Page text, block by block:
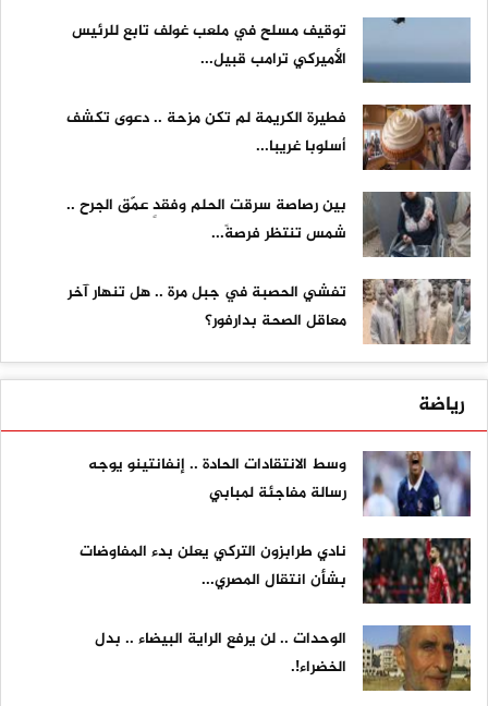
توقيف مسلح في ملعب غولف تابع للرئيس
الأميركي ترامب قبيل...
فطيرة الكريمة لم تكن مزحة .. دعوى تكشف
أسلوبا غريبا...
بين رصاصة سرقت الحلم وفقدٍ عمّق الجرح ..
شمس تنتظر فرصةً...
تفشي الحصبة في جبل مرة .. هل تنهار آخر
معاقل الصحة بدارفور؟
رياضة
وسط الانتقادات الحادة .. إنفانتينو يوجه
رسالة مفاجئة لمبابي
نادي طرابزون التركي يعلن بدء المفاوضات
بشأن انتقال المصري...
الوحدات .. لن يرفع الراية البيضاء .. بدل
الخضراء!.